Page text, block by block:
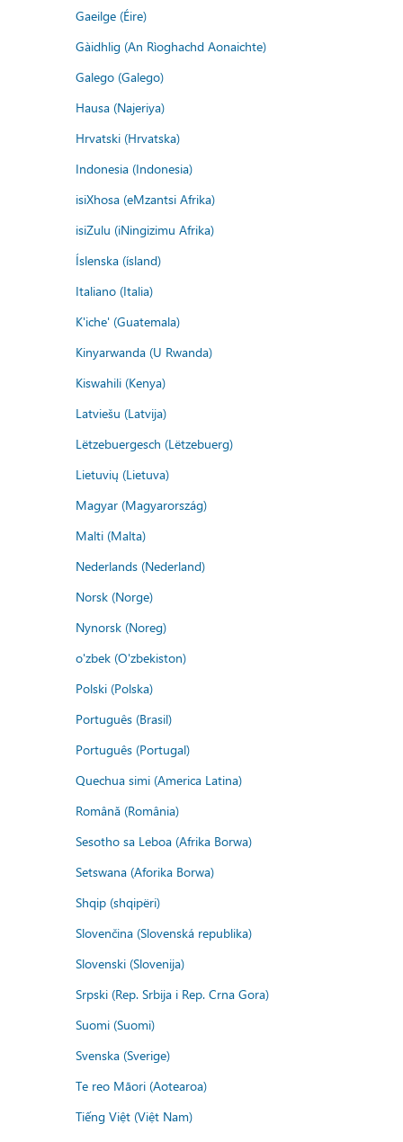
Gaeilge (Éire)
Gàidhlig (An Rìoghachd Aonaichte)
Galego (Galego)
Hausa (Najeriya)
Hrvatski (Hrvatska)
Indonesia (Indonesia)
isiXhosa (eMzantsi Afrika)
isiZulu (iNingizimu Afrika)
Íslenska (ísland)
Italiano (Italia)
K'iche' (Guatemala)
Kinyarwanda (U Rwanda)
Kiswahili (Kenya)
Latviešu (Latvija)
Lëtzebuergesch (Lëtzebuerg)
Lietuvių (Lietuva)
Magyar (Magyarország)
Malti (Malta)
Nederlands (Nederland)
Norsk (Norge)
Nynorsk (Noreg)
o'zbek (O'zbekiston)
Polski (Polska)
Português (Brasil)
Português (Portugal)
Quechua simi (America Latina)
Română (România)
Sesotho sa Leboa (Afrika Borwa)
Setswana (Aforika Borwa)
Shqip (shqipëri)
Slovenčina (Slovenská republika)
Slovenski (Slovenija)
Srpski (Rep. Srbija i Rep. Crna Gora)
Suomi (Suomi)
Svenska (Sverige)
Te reo Māori (Aotearoa)
Tiếng Việt (Việt Nam)